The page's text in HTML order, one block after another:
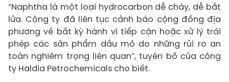
“Naphtha là một loại hydrocarbon dễ cháy, dễ bắt
lửa. Công ty đã liên tục cảnh báo cộng đồng địa
phương về bất kỳ hành vi tiếp cận hoặc xử lý trái
phép các sản phẩm dầu mỏ do những rủi ro an
toàn nghiêm trọng liên quan”, tuyên bố của công
ty Haldia Petrochemicals cho biết.